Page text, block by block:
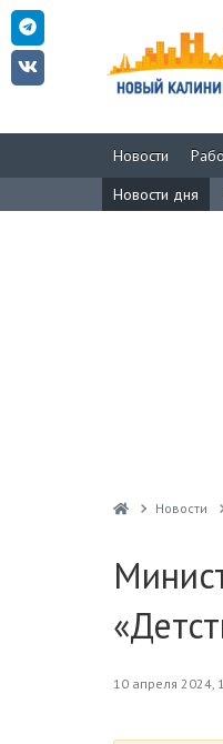
Новости
Новости дня
Новости
10 апреля 2024,